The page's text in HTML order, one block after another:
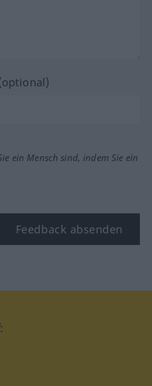
ein Mensch sind, indem Sie ein
Feedback absenden